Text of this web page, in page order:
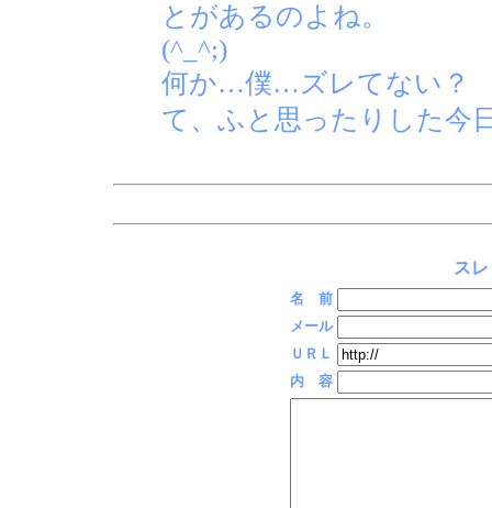
とがあるのよね。
(^_^;)
何か…僕…ズレてない？
て、ふと思ったりした今
ス
名 前
メール
ＵＲＬ
内 容